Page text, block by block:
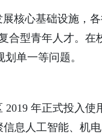
核心基础设施，
合型青年人才。
单一等问题。
2019 年正式投入
息人工智能、机